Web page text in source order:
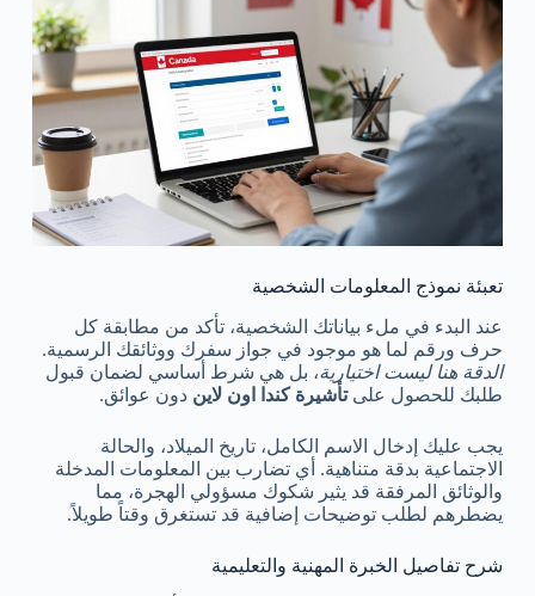
تعبئة نموذج المعلومات الشخصية
عند البدء في ملء بياناتك الشخصية، تأكد من مطابقة كل
حرف ورقم لما هو موجود في جواز سفرك ووثائقك الرسمية.
الدقة هنا ليست اختيارية، بل هي شرط أساسي لضمان قبول
طلبك للحصول علىتأشيرة كندا اون لاين دون عوائق.
يجب عليك إدخال الاسم الكامل، تاريخ الميلاد، والحالة
الاجتماعية بدقة متناهية. أي تضارب بين المعلومات المدخلة
والوثائق المرفقة قد يثير شكوك مسؤولي الهجرة، مما
يضطرهم لطلب توضيحات إضافية قد تستغرق وقتاً طويلاً.
شرح تفاصيل الخبرة المهنية والتعليمية